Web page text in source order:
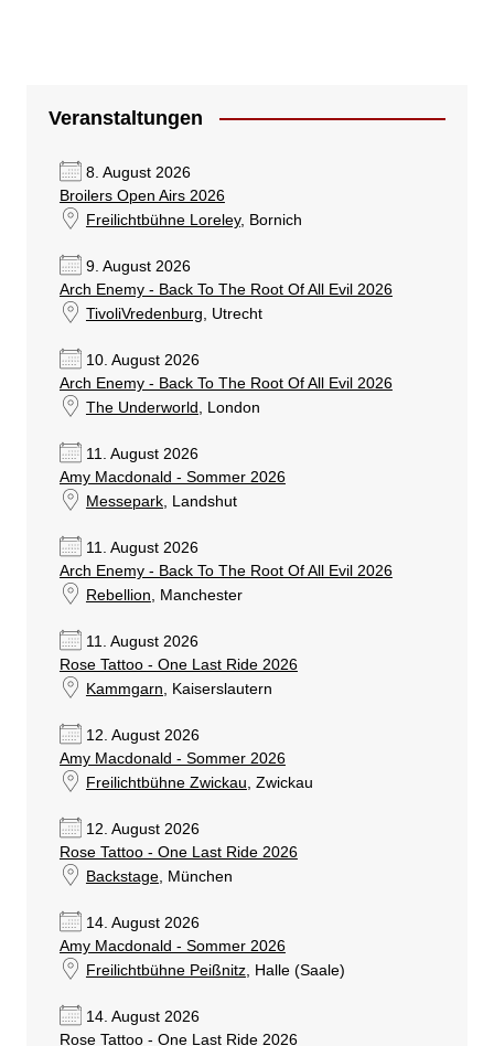
Veranstaltungen
8. August 2026
Broilers Open Airs 2026
Freilichtbühne Loreley, Bornich
9. August 2026
Arch Enemy - Back To The Root Of All Evil 2026
TivoliVredenburg , Utrecht
10. August 2026
Arch Enemy - Back To The Root Of All Evil 2026
The Underworld
, London
11. August 2026
Amy Macdonald - Sommer 2026
Messepark, Landshut
11. August 2026
Arch Enemy - Back To The Root Of All Evil 2026
Rebellion , Manchester
11. August 2026
Rose Tattoo - One Last Ride 2026
Kammgarn , Kaiserslautern
12. August 2026
Amy Macdonald - Sommer 2026
Freilichtbühne Zwickau , Zwickau
12. August 2026
Rose Tattoo - One Last Ride 2026
Backstage, München
14. August 2026
Amy Macdonald - Sommer 2026
Freilichtbühne Peißnitz, Halle (Saale)
14. August 2026
Rose Tattoo - One Last Ride 2026